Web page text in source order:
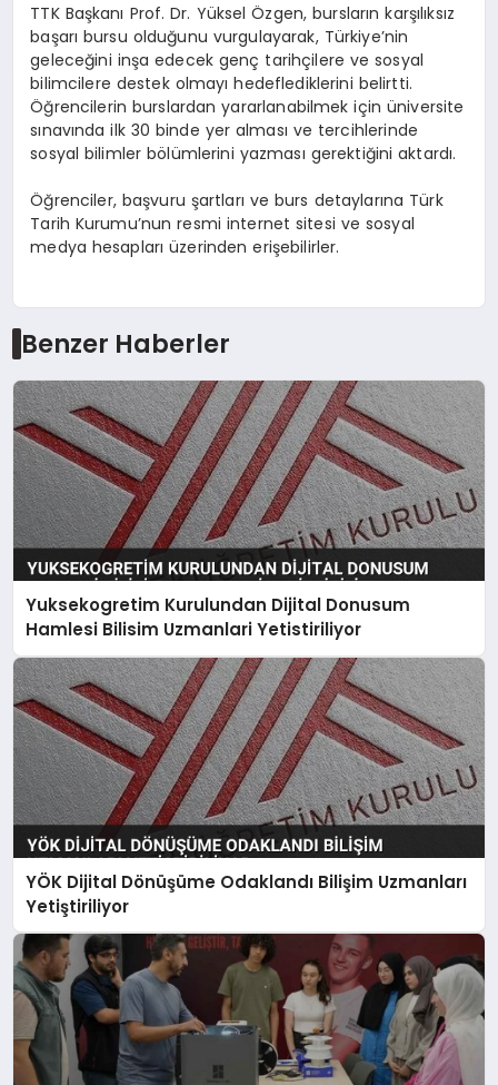
TTK Başkanı Prof. Dr. Yüksel Özgen, bursların karşılıksız
başarı bursu olduğunu vurgulayarak, Türkiye’nin
geleceğini inşa edecek genç tarihçilere ve sosyal
bilimcilere destek olmayı hedeflediklerini belirtti.
Öğrencilerin burslardan yararlanabilmek için üniversite
sınavında ilk 30 binde yer alması ve tercihlerinde
sosyal bilimler bölümlerini yazması gerektiğini aktardı.
Öğrenciler, başvuru şartları ve burs detaylarına Türk
Tarih Kurumu’nun resmi internet sitesi ve sosyal
medya hesapları üzerinden erişebilirler.
Benzer Haberler
Yuksekogretim Kurulundan Dijital Donusum
Hamlesi Bilisim Uzmanlari Yetistiriliyor
YÖK Dijital Dönüşüme Odaklandı Bilişim Uzmanları
Yetiştiriliyor